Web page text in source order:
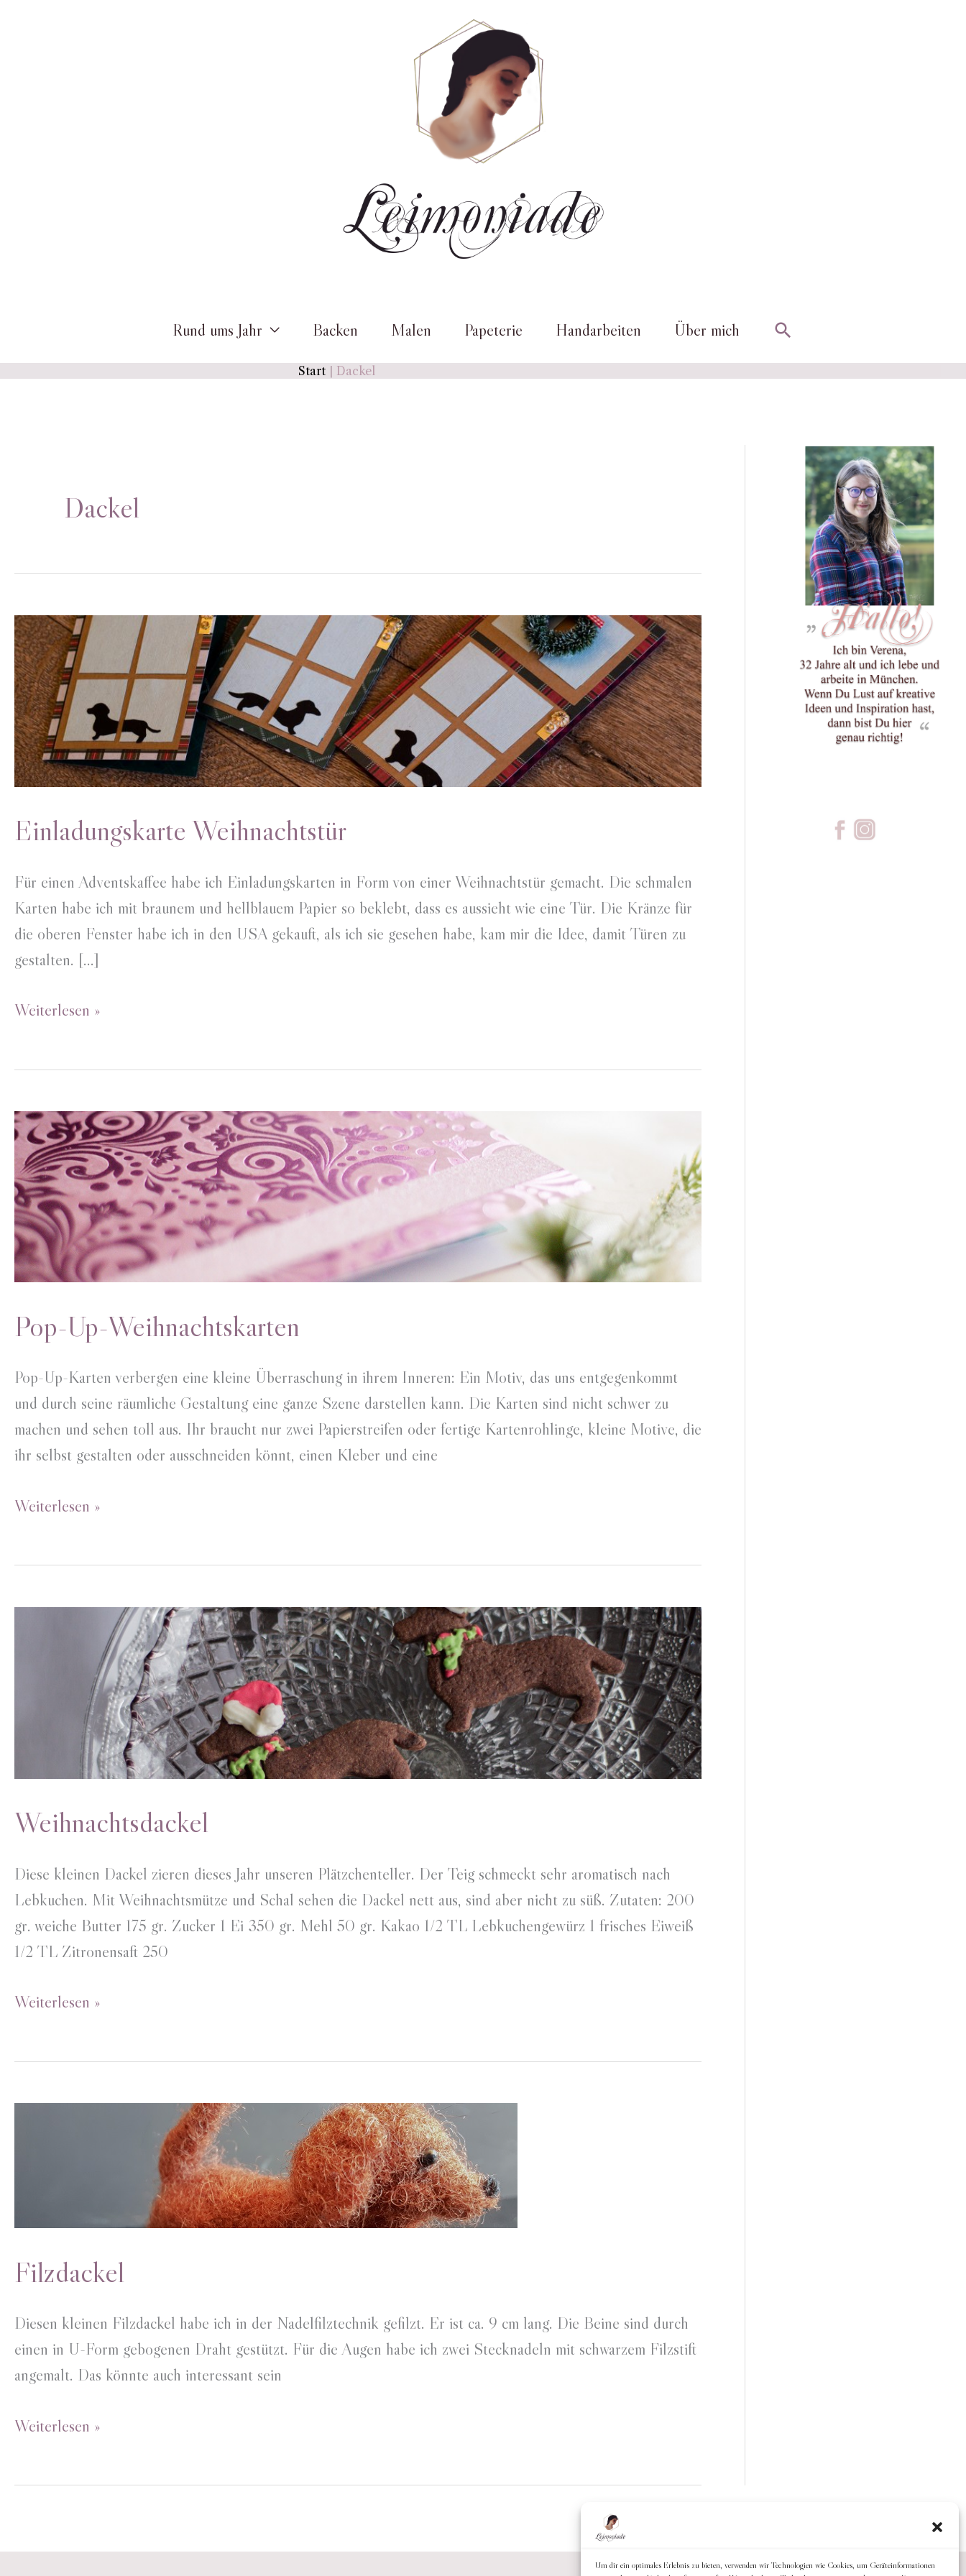
Um dir ein optimales Erlebnis zu bieten, verwenden wir Technologien wie Cookies, um Geräteinformationen
Rund ums Jahr Backen Malen Papeterie Handarbeiten Über mich Suchen
Start Dackel
Dackel
Einladungskarte Weihnachtstür
Für einen Adventskaffee habe ich Einladungskarten in Form von einer Weihnachtstür gemacht. Die schmalen
Karten habe ich mit braunem und hellblauem Papier so beklebt, dass es aussieht wie eine Tür. Die Kränze für
die oberen Fenster habe ich in den USA gekauft, als ich sie gesehen habe, kam mir die Idee, damit Türen zu
gestalten. […]
Einladungskarte
Weiterlesen »
Pop-Up-Weihnachtskarten
Pop-Up-Karten verbergen eine kleine Überraschung in ihrem Inneren: Ein Motiv, das uns entgegenkommt
und durch seine räumliche Gestaltung eine ganze Szene darstellen kann. Die Karten sind nicht schwer zu
machen und sehen toll aus. Ihr braucht nur zwei Papierstreifen oder fertige Kartenrohlinge, kleine Motive, die
ihr selbst gestalten oder ausschneiden könnt, einen Kleber und eine
Pop-
Weiterlesen »
Weihnachtsdackel
Diese kleinen Dackel zieren dieses Jahr unseren Plätzchenteller. Der Teig schmeckt sehr aromatisch nach
Lebkuchen. Mit Weihnachtsmütze und Schal sehen die Dackel nett aus, sind aber nicht zu süß. Zutaten: 200
gr. weiche Butter 175 gr. Zucker 1 Ei 350 gr. Mehl 50 gr. Kakao 1/2 TL Lebkuchengewürz 1 frisches Eiweiß
1/2 TL Zitronensaft 250
Weihnachtsdackel
Weiterlesen »
Filzdackel
Diesen kleinen Filzdackel habe ich in der Nadelfilztechnik gefilzt. Er ist ca. 9 cm lang. Die Beine sind durch
einen in U-Form gebogenen Draht gestützt. Für die Augen habe ich zwei Stecknadeln mit schwarzem Filzstift
angemalt. Das könnte auch interessant sein
Filzdackel
Weiterlesen »